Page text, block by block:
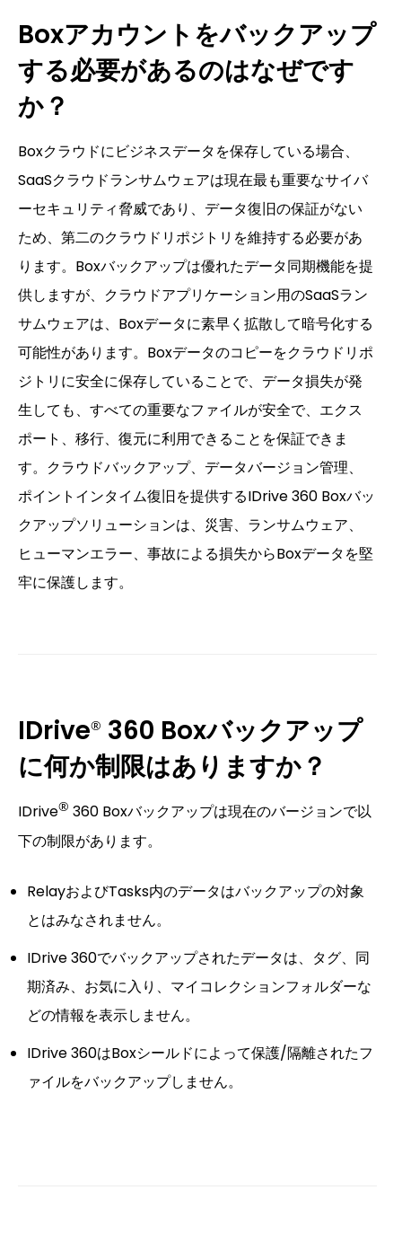
Boxアカウントをバックアップ
する必要があるのはなぜです
か？
Boxクラウドにビジネスデータを保存している場合、
SaaSクラウドランサムウェアは現在最も重要なサイバ
ーセキュリティ脅威であり、データ復旧の保証がない
ため、第二のクラウドリポジトリを維持する必要があ
ります。Boxバックアップは優れたデータ同期機能を提
供しますが、クラウドアプリケーション用のSaaSラン
サムウェアは、Boxデータに素早く拡散して暗号化する
可能性があります。Boxデータのコピーをクラウドリポ
ジトリに安全に保存していることで、データ損失が発
生しても、すべての重要なファイルが安全で、エクス
ポート、移行、復元に利用できることを保証できま
す。クラウドバックアップ、データバージョン管理、
ポイントインタイム復旧を提供するIDrive 360 Boxバッ
クアップソリューションは、災害、ランサムウェア、
ヒューマンエラー、事故による損失からBoxデータを堅
牢に保護します。
IDrive® 360 Boxバックアップ
に何か制限はありますか？
IDrive® 360 Boxバックアップは現在のバージョンで以
下の制限があります。
RelayおよびTasks内のデータはバックアップの対象
とはみなされません。
IDrive 360でバックアップされたデータは、タグ、同
期済み、お気に入り、マイコレクションフォルダーな
どの情報を表示しません。
IDrive 360はBoxシールドによって保護/隔離されたフ
ァイルをバックアップしません。